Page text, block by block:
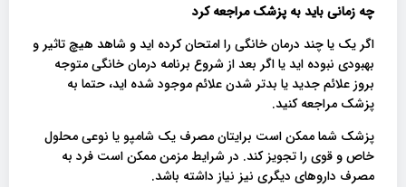
چه زمانی باید به پزشک مراجعه کرد
اگر یک یا چند درمان خانگی را امتحان کرده اید و شاهد هیچ تاثیر و
بهبودی نبوده اید یا اگر بعد از شروع برنامه درمان خانگی متوجه
بروز علائم جدید یا بدتر شدن علائم موجود شده اید، حتما به
پزشک مراجعه کنید.
پزشک شما ممکن است برایتان مصرف یک شامپو یا نوعی محلول
خاص و قوی را تجویز کند. در شرایط مزمن ممکن است فرد به
مصرف داروهای دیگری نیز نیاز داشته باشد.